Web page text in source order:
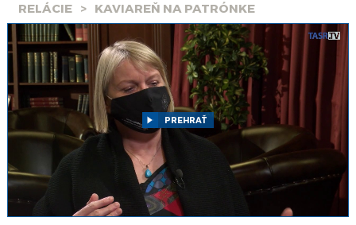
SPRAVODAJSTVO
KONTAKT
ARCHÍV
RELÁCIE KAVIAREŇ NA PATRÓNKE
PREHRAŤ